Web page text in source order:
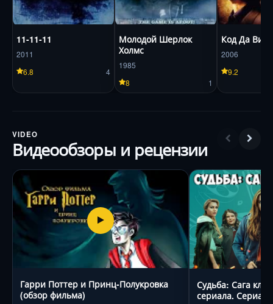
11-11-11
2011
6.8
4
Молодой Шерлок
Холмс
1985
8
1
Код Да
2006
9.2
VIDEO
Видеообзоры и рецензии
Гарри Поттер и Принц-Полукровка
(обзор фильма)
Судьба: Сага
сериала. Сериал